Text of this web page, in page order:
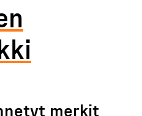
merkit